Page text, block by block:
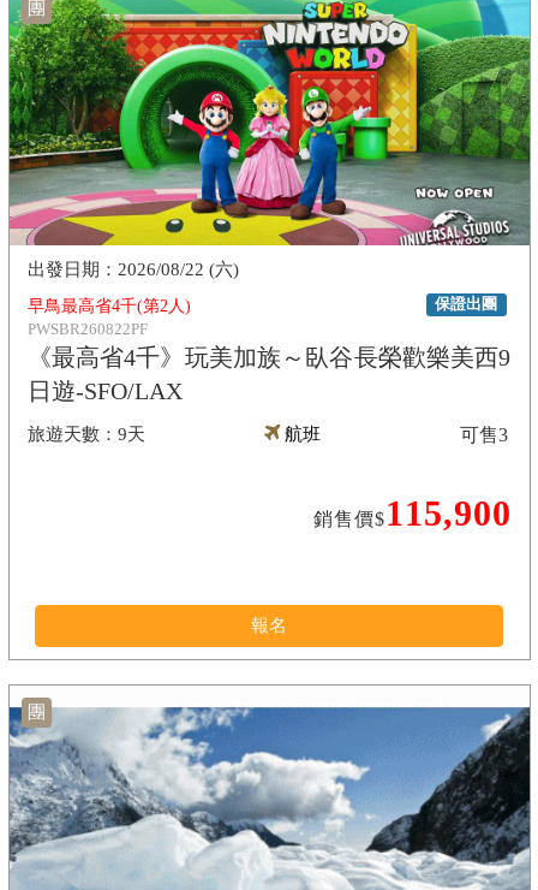
團
早鳥最高省4千(第2人)
PWSBR260822PF
《最高省4千》玩美加族～臥谷長榮歡樂美西9
日遊-SFO/LAX
保證出團
9天
2026/08/22 (六)
航班
銷售價$115,900
可售3
報名
團